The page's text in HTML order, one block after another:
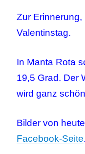
Zur
Valentinstag.
In Manta Rota
19,5 Grad. Der
wird ganz
Bilder von
Facebook-Seite.